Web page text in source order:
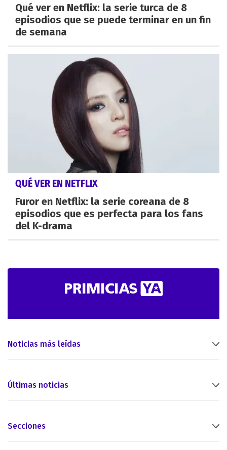
Qué ver en Netflix: la serie turca de 8
episodios que se puede terminar en un fin
de semana
QUÉ VER EN NETFLIX
Furor en Netflix: la serie coreana de 8
episodios que es perfecta para los fans
del K-drama
Noticias más leídas
Últimas noticias
Secciones